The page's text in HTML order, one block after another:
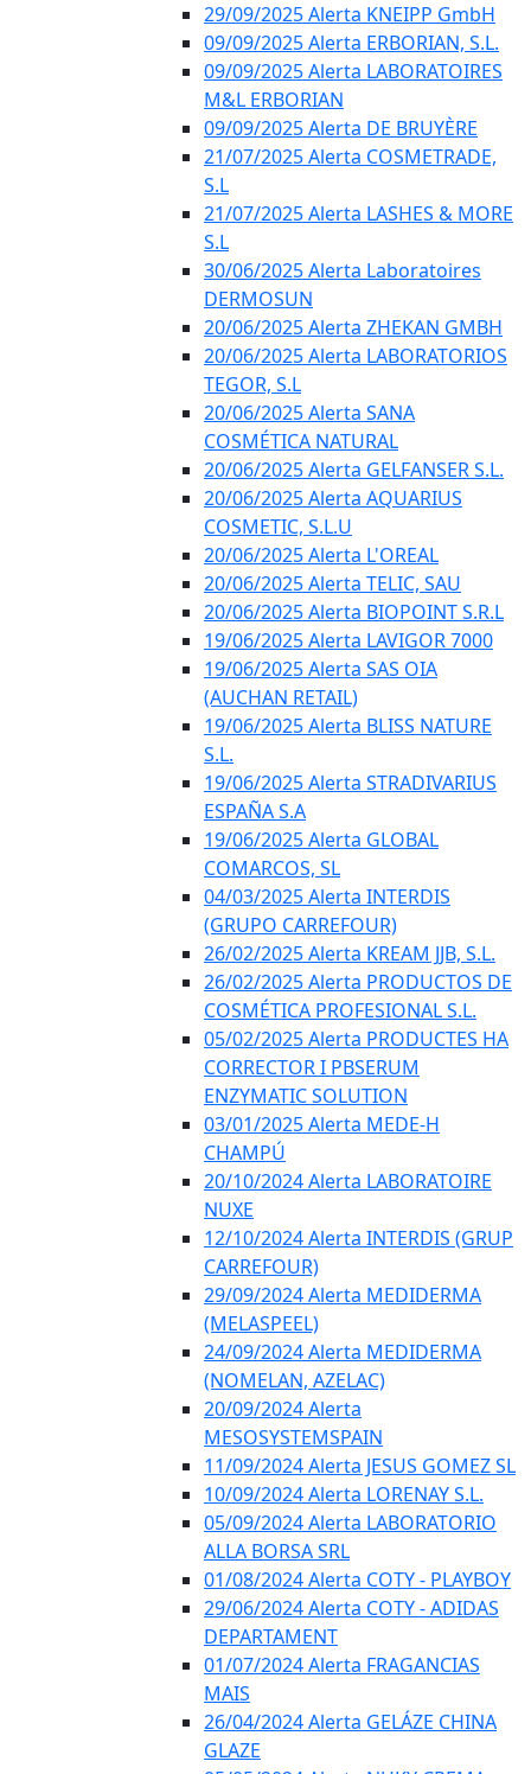
29/09/2025 Alerta KNEIPP GmbH
09/09/2025 Alerta ERBORIAN, S.L.
09/09/2025 Alerta LABORATOIRES
M&L ERBORIAN
09/09/2025 Alerta DE BRUYÈRE
21/07/2025 Alerta COSMETRADE,
S.L
21/07/2025 Alerta LASHES & MORE
S.L
30/06/2025 Alerta Laboratoires
DERMOSUN
20/06/2025 Alerta ZHEKAN GMBH
20/06/2025 Alerta LABORATORIOS
TEGOR, S.L
20/06/2025 Alerta SANA
COSMÉTICA NATURAL
20/06/2025 Alerta GELFANSER S.L.
20/06/2025 Alerta AQUARIUS
COSMETIC, S.L.U
20/06/2025 Alerta L'OREAL
20/06/2025 Alerta TELIC, SAU
20/06/2025 Alerta BIOPOINT S.R.L
19/06/2025 Alerta LAVIGOR 7000
19/06/2025 Alerta SAS OIA
(AUCHAN RETAIL)
19/06/2025 Alerta BLISS NATURE
S.L.
19/06/2025 Alerta STRADIVARIUS
ESPAÑA S.A
19/06/2025 Alerta GLOBAL
COMARCOS, SL
04/03/2025 Alerta INTERDIS
(GRUPO CARREFOUR)
26/02/2025 Alerta KREAM JJB, S.L.
26/02/2025 Alerta PRODUCTOS DE
COSMÉTICA PROFESIONAL S.L.
05/02/2025 Alerta PRODUCTES HA
CORRECTOR I PBSERUM
ENZYMATIC SOLUTION
03/01/2025 Alerta MEDE-H
CHAMPÚ
20/10/2024 Alerta LABORATOIRE
NUXE
12/10/2024 Alerta INTERDIS (GRUP
CARREFOUR)
29/09/2024 Alerta MEDIDERMA
(MELASPEEL)
24/09/2024 Alerta MEDIDERMA
(NOMELAN, AZELAC)
20/09/2024 Alerta
MESOSYSTEMSPAIN
11/09/2024 Alerta JESUS GOMEZ SL
10/09/2024 Alerta LORENAY S.L.
05/09/2024 Alerta LABORATORIO
ALLA BORSA SRL
01/08/2024 Alerta COTY - PLAYBOY
29/06/2024 Alerta COTY - ADIDAS
DEPARTAMENT
01/07/2024 Alerta FRAGANCIAS
MAIS
26/04/2024 Alerta GELÁZE CHINA
GLAZE